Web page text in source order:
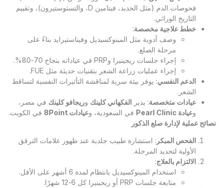
فحوصات الدم (مثل الحديد، فيتامين D، والتستوستيرون)، وتقييم
التاريخ الوراثي.
خطط علاجية مخصصة:
وصف أدوية مثل المينوكسيديل وفيناستيرايد بناءً على
مرحلة الصلع.
إجراء جلسات ريجينيرا وPRP في عياداته بنجاح 70-80%.
إجراء عمليات زراعة الشعر بتقنيات حديثة مثل FUE.
الدعم النفسي: يوفر بيئة سرية لمناقشة التأثيرات النفسية لتساقط
الشعر.
عيادات متخصصة: يدير الفكهاني كلينك وريجافو كلينك في مصر،
وعيادة Pearl Clinic في السعودية، وعيادات 8 Point
في الكويت.
نصائح عملية لإدارة صلع الذكور
الفحص المبكر : استشارة طبيب جلدية عند ظهور علامات الترقق
الأولية لتحديد المرحلة.
الالتزام بالعلاج:
استخدام المينوكسيديل بانتظام لمدة 6 أشهر على الأقل.
متابعة جلسات PRP أو ريجينيرا كل 6-12 شهرًا.